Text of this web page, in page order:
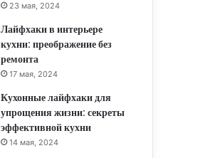
23 мая, 2024
Лайфхаки в интерьере
кухни: преображение без
ремонта
17 мая, 2024
Кухонные лайфхаки для
упрощения жизни: секреты
эффективной кухни
14 мая, 2024